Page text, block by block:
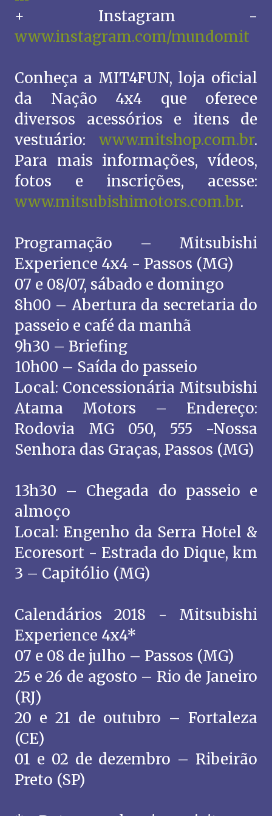
+ Instagram -
www.instagram.com/mundomit
Conheça a MIT4FUN, loja oficial
da Nação 4x4 que oferece
diversos acessórios e itens de
vestuário: www.mitshop.com.br.
Para mais informações, vídeos,
fotos e inscrições, acesse:
www.mitsubishimotors.com.br.
Programação – Mitsubishi
Experience 4x4 - Passos (MG)
07 e 08/07, sábado e domingo
8h00 – Abertura da secretaria do
passeio e café da manhã
9h30 – Briefing
10h00 – Saída do passeio
Local: Concessionária Mitsubishi
Atama Motors – Endereço:
Rodovia MG 050, 555 -Nossa
Senhora das Graças, Passos (MG)
13h30 – Chegada do passeio e
almoço
Local: Engenho da Serra Hotel &
Ecoresort - Estrada do Dique, km
3 – Capitólio (MG)
Calendários 2018 - Mitsubishi
Experience 4x4*
07 e 08 de julho – Passos (MG)
25 e 26 de agosto – Rio de Janeiro
(RJ)
20 e 21 de outubro – Fortaleza
(CE)
01 e 02 de dezembro – Ribeirão
Preto (SP)